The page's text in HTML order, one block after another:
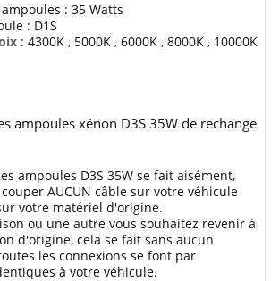
: 35 Watts
: D1S
: 4300K , 5000K , 6000K , 8000K , 10000K
ampoules xénon D3S 35W de rechange
ampoules D3S 35W se fait aisément,
AUCUN câble sur votre véhicule
votre matériel d'origine.
ou une autre vous souhaitez revenir à
d'origine, cela se fait sans aucun
les connexions se font par
à votre véhicule.